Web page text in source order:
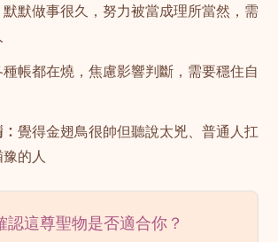
默默做事很久，努力被當成理所當然，需
種帳都在燒，焦慮影響判斷，需要穩住自
覺得金翅鳥很帥但聽說太兇、普通人扛
的人
認這尊聖物是否適合你？